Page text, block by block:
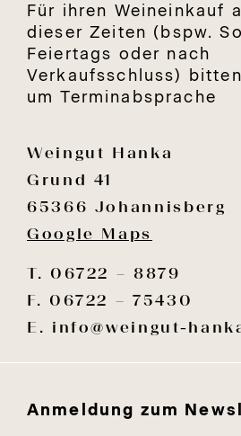
Für ihren Weineinkauf
dieser Zeiten (bspw.
Feiertags oder nach
Verkaufsschluss)
um Terminabsprache
Weingut Hanka
Grund 41
65366 Johannisberg
Google Maps
T. 06722 – 8879
F. 06722 – 75430
E. info@weingut-
Anmeldung zum